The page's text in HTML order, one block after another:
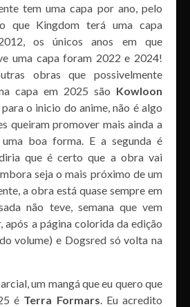
tem uma capa por ano, pelo
que Kingdom terá uma capa
os únicos anos em que
uma capa foram 2022 e 2024!
obras que possivelmente
capa em 2025 são Kowloon
para o inicio do anime, não é algo
queiram promover mais ainda a
uma boa forma. E a segunda é
diria que é certo que a obra vai
seja o mais próximo de um
a obra está quase sempre em
não teve, semana que vem
após a página colorida da edição
volume) e Dogsred só volta na
um mangá que eu quero que
é Terra Formars . Eu acredito